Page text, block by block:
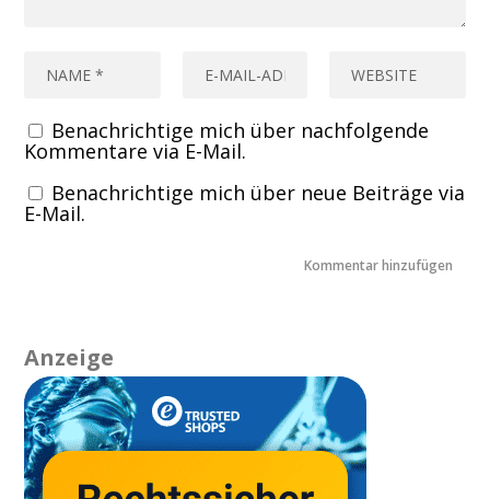
Benachrichtige mich über nachfolgende
Kommentare via E-Mail.
Benachrichtige mich über neue Beiträge via
E-Mail.
Anzeige